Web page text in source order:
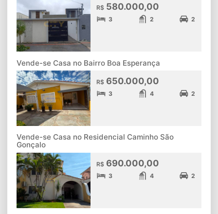
R$ 580.000,00
3 2 2
Vende-se Casa no Bairro Boa Esperança
R$ 650.000,00
3 4 2
Vende-se Casa no Residencial Caminho São
Gonçalo
R$ 690.000,00
3 4 2